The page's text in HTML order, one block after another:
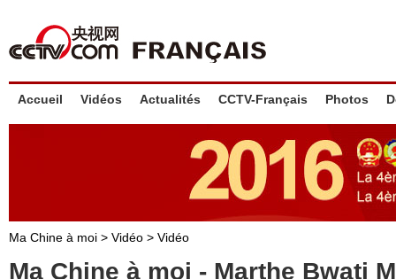
Accueil Vidéos Actualités CCTV-Français Photos
Ma Chine à moi > Vidéo > Vidéo
Ma Chine à moi - Marthe Bwati